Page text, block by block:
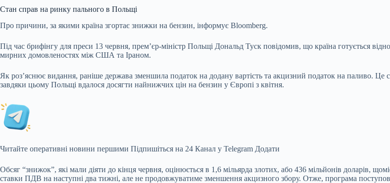
Стан справ на ринку пального в Польщі
Про причини, за якими країна згортає знижки на бензин, інформує Bloomberg.
Під час брифінгу для преси 13 червня, прем’єр-міністр Польщі Дональд Туск повідомив, що країна готується
мирних домовленостях між США та Іраном.
Як роз’яснює видання, раніше держава зменшила податок на додану вартість та акцизний податок на паливо. Це
завдяки цьому Польщі вдалося досягти найнижчих цін на бензин у Європі з квітня.
Читайте оперативні новини першими Підпишіться на 24 Канал у Telegram Додати
Обсяг “знижок”, які мали діяти до кінця червня, оцінюється в 1,6 мільярда злотих, або 436 мільйонів доларів,
ставки ПДВ на наступні два тижні, але не продовжуватиме зменшення акцизного збору. Отже, програма